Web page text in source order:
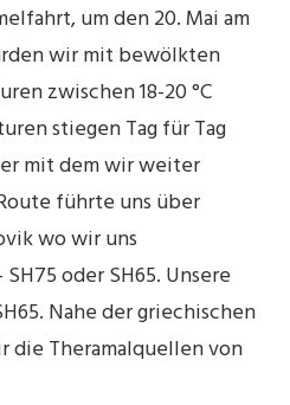
um den 20. Mai am
wir mit bewölkten
zwischen 18-20 °C
stiegen Tag für Tag
mit dem wir weiter
führte uns über
wo wir uns
oder SH65. Unsere
Nahe der griechischen
die Theramalquellen von